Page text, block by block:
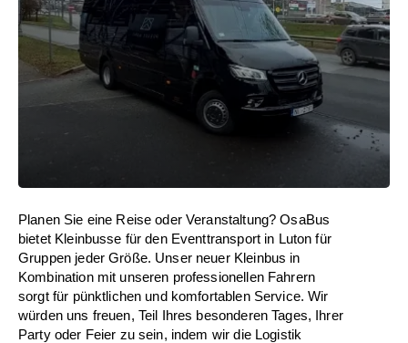
Planen Sie eine Reise oder Veranstaltung? OsaBus
bietet Kleinbusse für den Eventtransport in Luton für
Gruppen jeder Größe. Unser neuer Kleinbus in
Kombination mit unseren professionellen Fahrern
sorgt für pünktlichen und komfortablen Service. Wir
würden uns freuen, Teil Ihres besonderen Tages, Ihrer
Party oder Feier zu sein, indem wir die Logistik